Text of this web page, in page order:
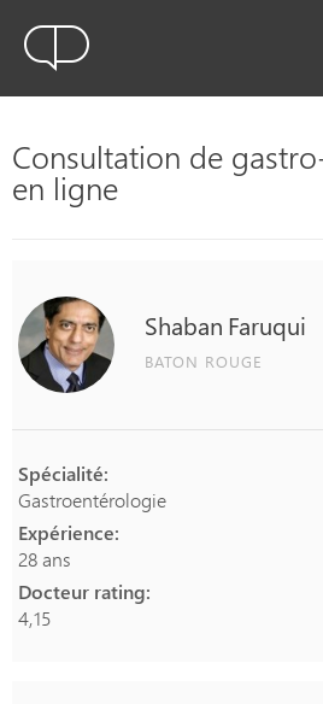
Consultation de
en ligne
Shaban Faruqui
BATON ROUGE
Spécialité:
Gastroentérologie
Expérience:
28 ans
Docteur rating:
4,15